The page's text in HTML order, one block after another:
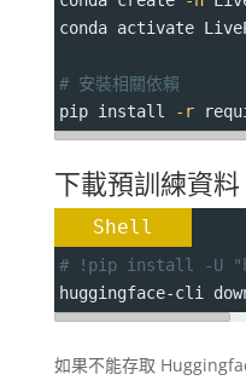
conda activate
# 安裝相關依賴
pip install
-r
下載預訓練資料
Shell
# !pip install -U
huggingface-cli
如果不能存取